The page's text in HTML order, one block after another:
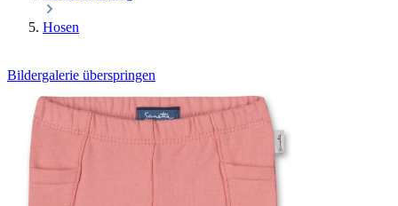
Hosen
Bildergalerie überspringen